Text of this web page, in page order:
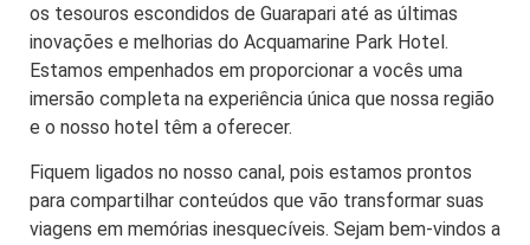
os tesouros escondidos de Guarapari até as últimas
inovações e melhorias do Acquamarine Park Hotel.
Estamos empenhados em proporcionar a vocês uma
imersão completa na experiência única que nossa região
e o nosso hotel têm a oferecer.
Fiquem ligados no nosso canal, pois estamos prontos
para compartilhar conteúdos que vão transformar suas
viagens em memórias inesquecíveis. Sejam bem-vindos a